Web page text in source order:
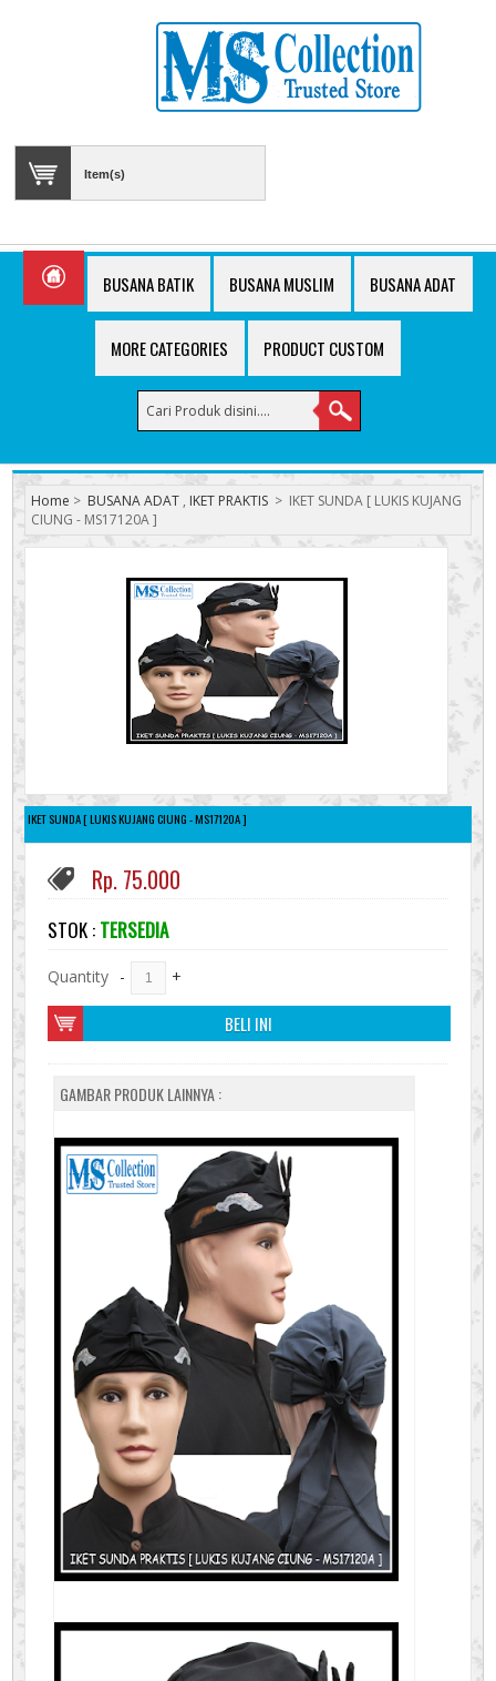
Item(s)
BUSANA BATIK BUSANA MUSLIM BUSANA ADAT
MORE CATEGORIES PRODUCT CUSTOM
Home > BUSANA ADAT , IKET PRAKTIS > IKET SUNDA [ LUKIS KUJANG
CIUNG - MS17120A ]
IKET SUNDA [ LUKIS KUJANG CIUNG - MS17120A ]
Rp. 75.000
STOK : TERSEDIA
Quantity - +
BELI INI
GAMBAR PRODUK LAINNYA :